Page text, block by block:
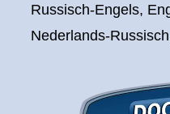
Russisch-Engels,
Nederlands-